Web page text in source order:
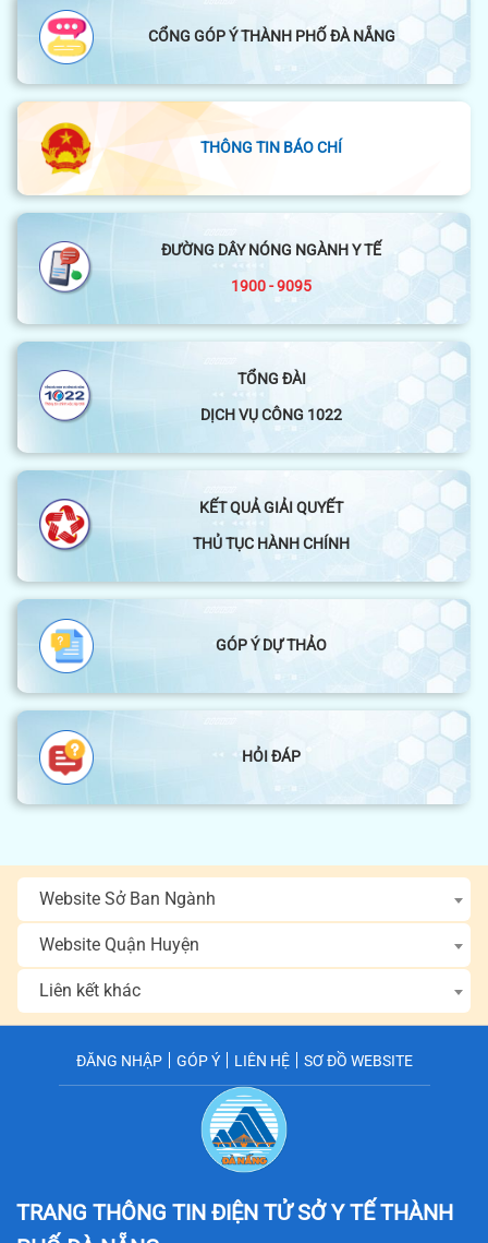
CỔNG GÓP Ý THÀNH PHỐ ĐÀ NẴNG
THÔNG TIN BÁO CHÍ
ĐƯỜNG DÂY NÓNG NGÀNH Y TẾ
1900 - 9095
TỔNG ĐÀI
DỊCH VỤ CÔNG 1022
KẾT QUẢ GIẢI QUYẾT
THỦ TỤC HÀNH CHÍNH
GÓP Ý DỰ THẢO
HỎI ĐÁP
Website Sở Ban Ngành
Website Quận Huyện
Liên kết khác
ĐĂNG NHẬP GÓP Ý LIÊN HỆ SƠ ĐỒ WEBSITE
TRANG THÔNG TIN ĐIỆN TỬ SỞ Y TẾTHÀNH